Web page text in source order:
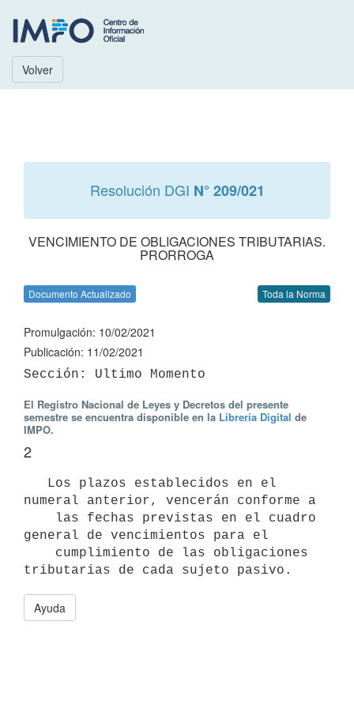
Volver
Resolución DGI N° 209/021
VENCIMIENTO DE OBLIGACIONES TRIBUTARIAS.
PRORROGA
Documento Actualizado Toda la Norma
Promulgación: 10/02/2021
Publicación: 11/02/2021
El Registro Nacional de Leyes y Decretos del presente
semestre se encuentra disponible en la Librería Digital de
IMPO.
2
numeral anterior, vencerán conforme a
general de vencimientos para el
Ayuda